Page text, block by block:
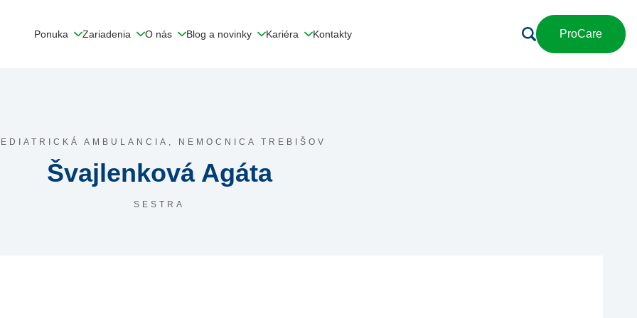
Ponuka Zariadenia O nás Blog a novinky Kariéra Kontakty ProCare
AMBULANCIA, NEMOCNICA TREBIŠOV
Švajlenková Agáta
SESTRA